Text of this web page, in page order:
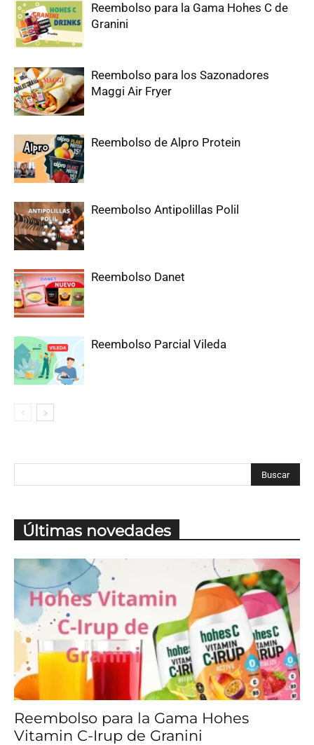
Reembolso para la Gama Hohes C de
Granini
Reembolso para los Sazonadores
Maggi Air Fryer
Reembolso de Alpro Protein
Reembolso Antipolillas Polil
Reembolso Danet
Reembolso Parcial Vileda
Últimas novedades
Reembolso para la Gama Hohes
Vitamin C-Irup de Granini